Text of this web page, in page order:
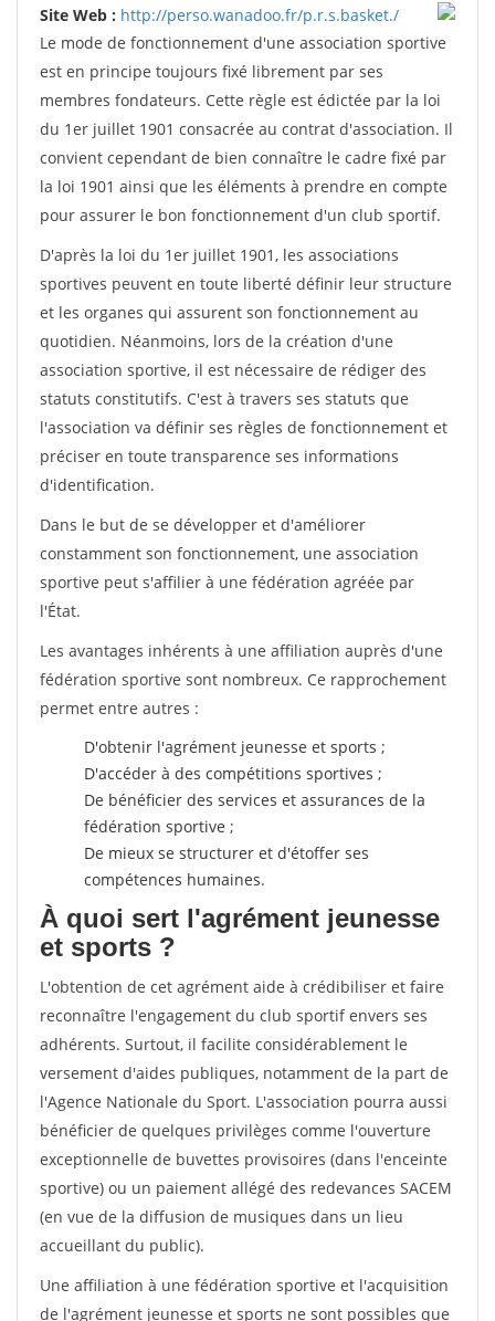
Site Web : http://perso.wanadoo.fr/p.r.s.basket./
Le mode de fonctionnement d'une association sportive
est en principe toujours fixé librement par ses
membres fondateurs. Cette règle est édictée par la loi
du 1er juillet 1901 consacrée au contrat d'association. Il
convient cependant de bien connaître le cadre fixé par
la loi 1901 ainsi que les éléments à prendre en compte
pour assurer le bon fonctionnement d'un club sportif.
D'après la loi du 1er juillet 1901, les associations
sportives peuvent en toute liberté définir leur structure
et les organes qui assurent son fonctionnement au
quotidien. Néanmoins, lors de la création d'une
association sportive, il est nécessaire de rédiger des
statuts constitutifs. C'est à travers ses statuts que
l'association va définir ses règles de fonctionnement et
préciser en toute transparence ses informations
d'identification.
Dans le but de se développer et d'améliorer
constamment son fonctionnement, une association
sportive peut s'affilier à une fédération agréée par
l'État.
Les avantages inhérents à une affiliation auprès d'une
fédération sportive sont nombreux. Ce rapprochement
permet entre autres :
D'obtenir l'agrément jeunesse et sports ;
D'accéder à des compétitions sportives ;
De bénéficier des services et assurances de la
fédération sportive ;
De mieux se structurer et d'étoffer ses
compétences humaines.
À quoi sert l'agrément jeunesse
et sports ?
L'obtention de cet agrément aide à crédibiliser et faire
reconnaître l'engagement du club sportif envers ses
adhérents. Surtout, il facilite considérablement le
versement d'aides publiques, notamment de la part de
l'Agence Nationale du Sport. L'association pourra aussi
bénéficier de quelques privilèges comme l'ouverture
exceptionnelle de buvettes provisoires (dans l'enceinte
sportive) ou un paiement allégé des redevances SACEM
(en vue de la diffusion de musiques dans un lieu
accueillant du public).
Une affiliation à une fédération sportive et l'acquisition
de l'agrément jeunesse et sports ne sont possibles que